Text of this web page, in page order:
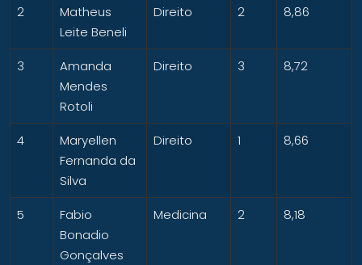
2
Matheus
Leite Beneli
Direito 2 8,86
3
Amanda
Mendes
Rotoli
Direito 3 8,72
4
Maryellen
Fernanda da
Silva
Direito 1 8,66
5
Fabio
Bonadio
Gonçalves
Medicina 2 8,18